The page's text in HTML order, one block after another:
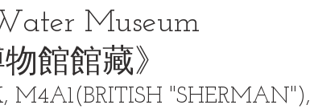
Museum
館館藏》
M4A1(BRITISH "SHERMAN"),